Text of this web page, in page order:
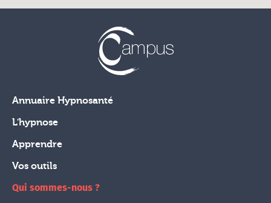
Annuaire Hypnosanté
L'hypnose
Apprendre
Vos outils
Qui sommes-nous ?